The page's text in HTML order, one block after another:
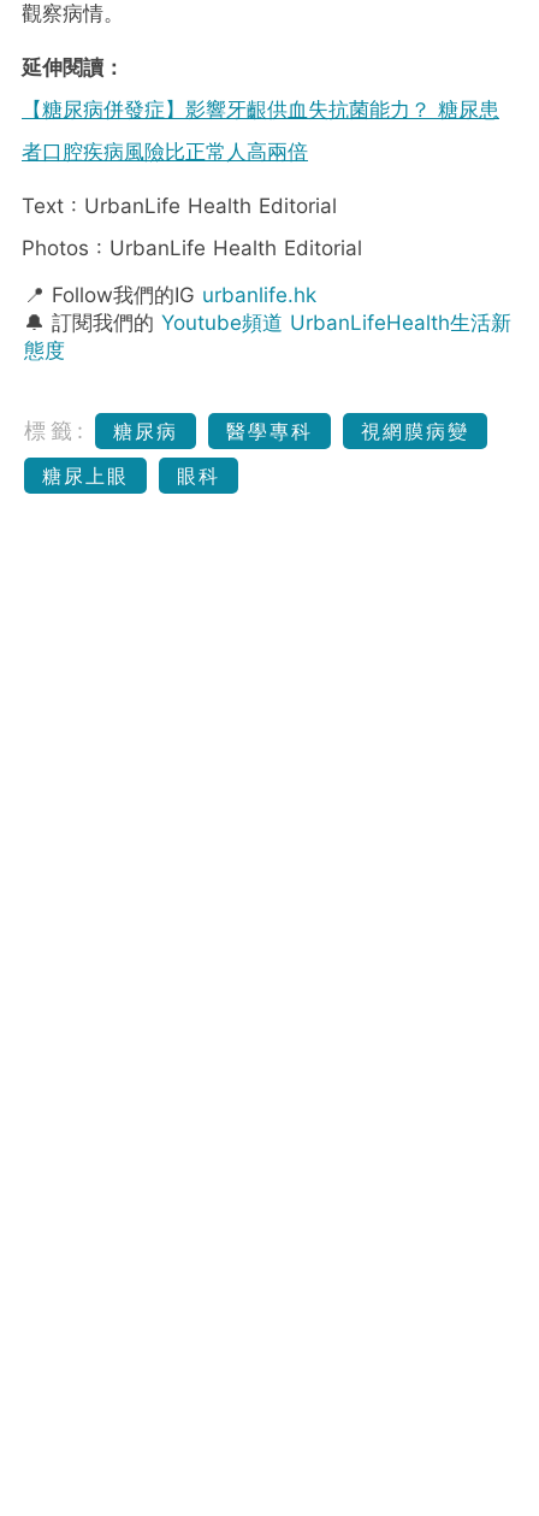
觀察病情。
延伸閱讀：
【糖尿病併發症】影響牙齦供血失抗菌能力？ 糖尿患
者口腔疾病風險比正常人高兩倍
Text : UrbanLife Health Editorial
Photos : UrbanLife Health Editorial
📍 Follow我們的IG urbanlife.hk
🔔 訂閱我們的 Youtube頻道 UrbanLifeHealth生活新
態度
標籤: 糖尿病 醫學專科
視網膜病變
糖尿上眼
眼科